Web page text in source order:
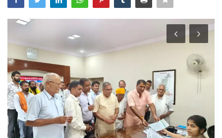
व्यापार
फेक न्यूज एक्सपोज
टेक & ऑटो
वीमन
करियर